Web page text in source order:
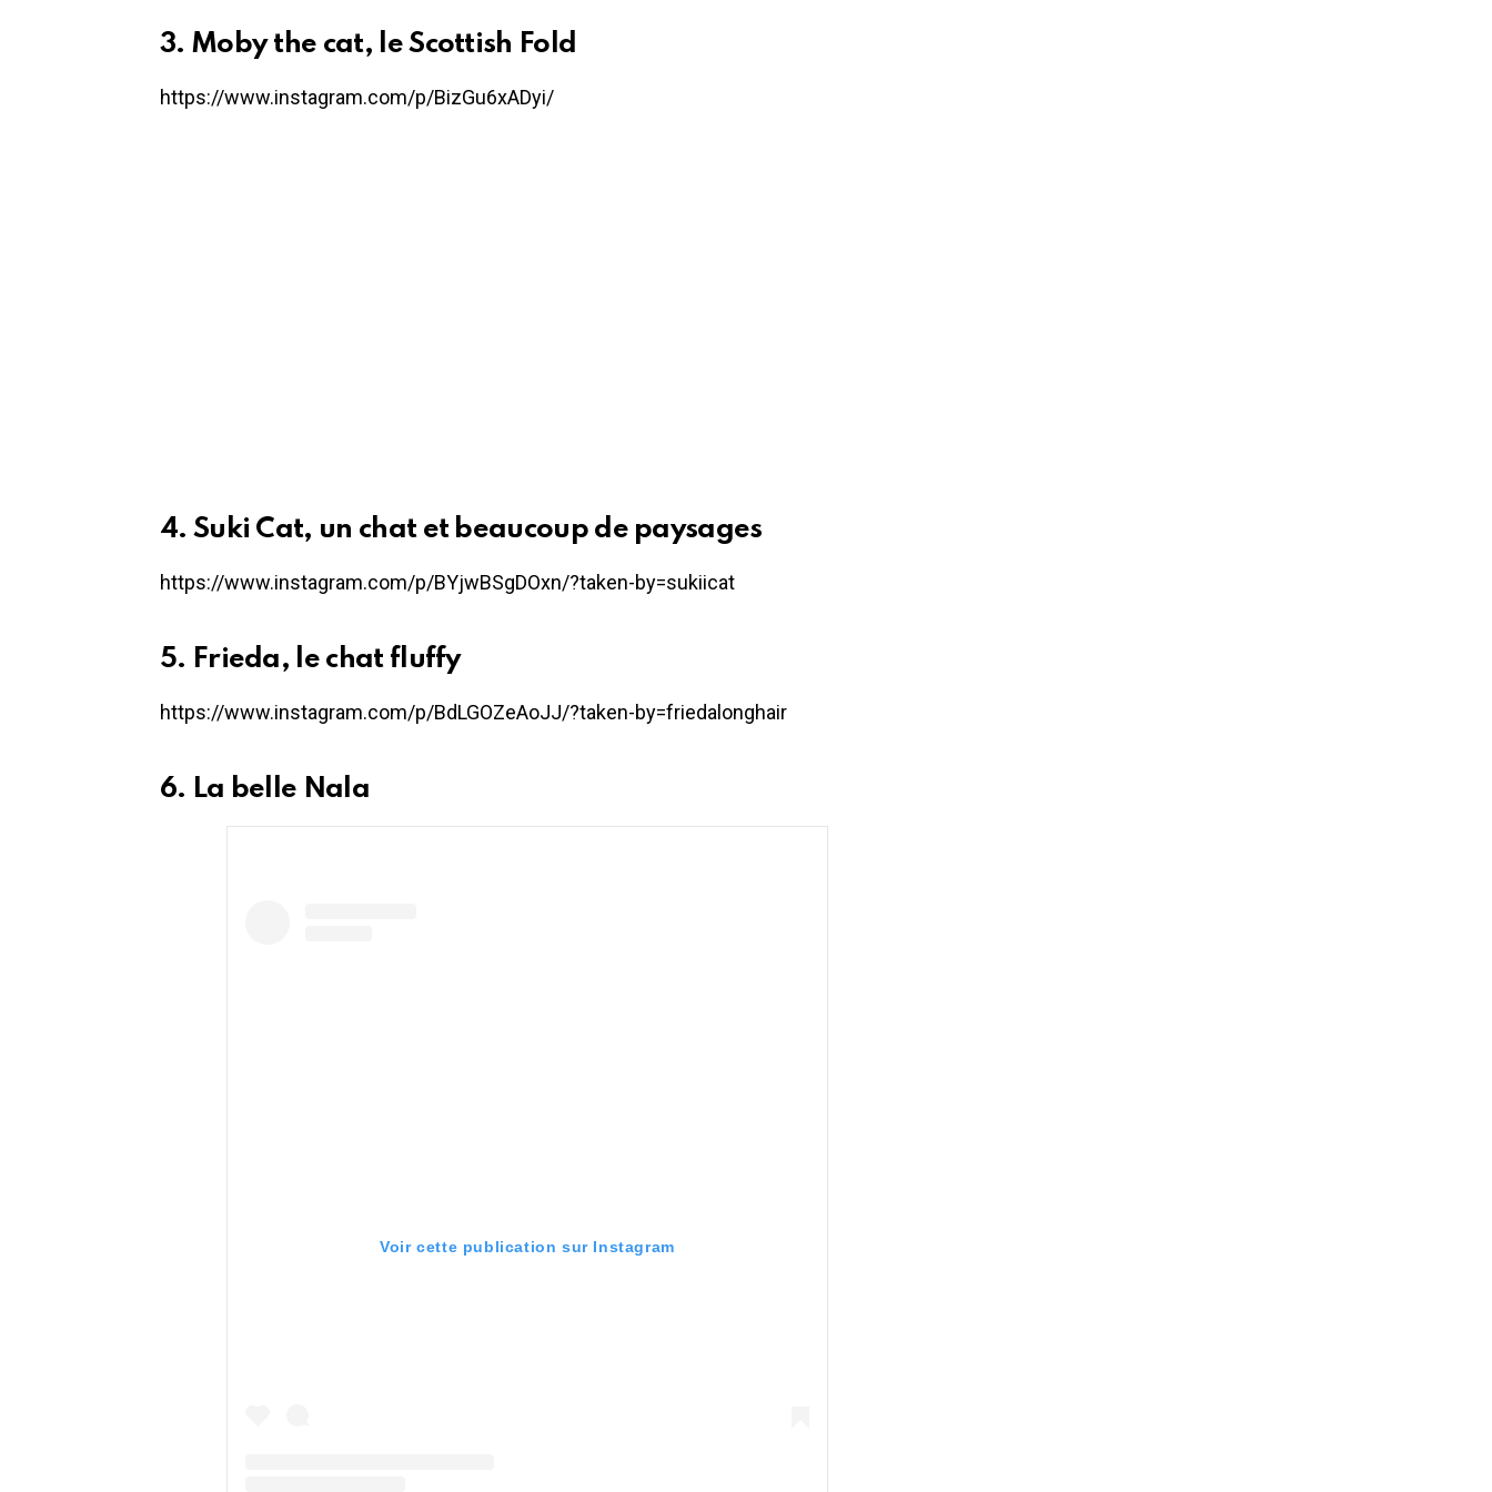
3. Moby the cat, le Scottish Fold
https://www.instagram.com/p/BizGu6xADyi/
4. Suki Cat, un chat et beaucoup de paysages
https://www.instagram.com/p/BYjwBSgDOxn/?taken-by=sukiicat
5. Frieda, le chat fluffy
https://www.instagram.com/p/BdLGOZeAoJJ/?taken-by=friedalonghair
6. La belle Nala
Voir cette publication sur Instagram